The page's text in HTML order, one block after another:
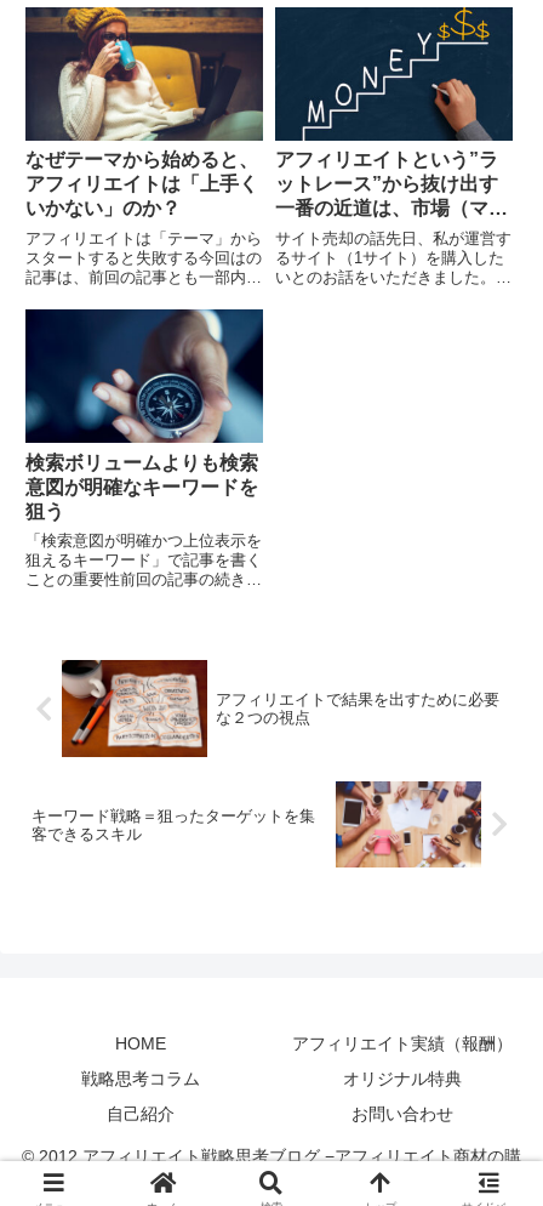
く足りない！ 人生100年時代のゾ
ッとする真実超高齢化社会の到来
によっ...
三者にレクチャーしながら感じた
ことがあります。アフィリエイト
を軌道に乗せるには、...
なぜテーマから始めると、
アフィリエイトは「上手く
いかない」のか？
アフィリエイトは「テーマ」から
スタートすると失敗する今回はの
記事は、前回の記事とも一部内容
なので別の角度から改めて記事に
したいと思います。 成約するサ
イトとできないサイト...
アフィリエイトという”ラ
ットレース”から抜け出す
一番の近道は、市場（マー
ケット）への再投資だ
サイト売却の話先日、私が運営す
るサイト（1サイト）を購入した
いとのお話をいただきました。売
検索ボリュームよりも検索
意図が明確なキーワードを
狙う
「検索意図が明確かつ上位表示を
狙えるキーワード」で記事を書く
ことの重要性前回の記事の続きで
する際の検索ボリュ...
アフィリエイトで結果を出すために必要
な２つの視点
キーワード戦略＝狙ったターゲットを集
客できるスキル
HOME
アフィリエイト実績（報酬）
戦略思考コラム
オリジナル特典
自己紹介
お問い合わせ
© 2012 アフィリエイト戦略思考ブログ −アフィリエイト商材の購
入・実践・評価・レビュー・感想−.